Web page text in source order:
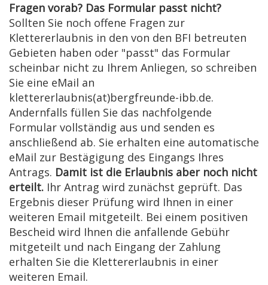
Fragen vorab? Das Formular passt nicht?
Sollten Sie noch offene Fragen zur
Klettererlaubnis in den von den BFI betreuten
Gebieten haben oder "passt" das Formular
scheinbar nicht zu Ihrem Anliegen, so schreiben
Sie eine eMail an
klettererlaubnis(at)bergfreunde-ibb.de.
Andernfalls füllen Sie das nachfolgende
Formular vollständig aus und senden es
anschließend ab. Sie erhalten eine automatische
eMail zur Bestägigung des Eingangs Ihres
Antrags. Damit ist die Erlaubnis aber noch nicht
erteilt. Ihr Antrag wird zunächst geprüft. Das
Ergebnis dieser Prüfung wird Ihnen in einer
weiteren Email mitgeteilt. Bei einem positiven
Bescheid wird Ihnen die anfallende Gebühr
mitgeteilt und nach Eingang der Zahlung
erhalten Sie die Klettererlaubnis in einer
weiteren Email.